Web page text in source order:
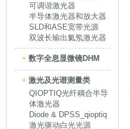
可调谐激光器
半导体激光器和放大器
SLD和ASE宽带光源
双波长输出氦氖激光器
数字全息显微镜DHM
激光及光谱测量类
QIOPTIQ光纤耦合半导
体激光器
Diode & DPSS_qioptiq
激光驱动白光光源